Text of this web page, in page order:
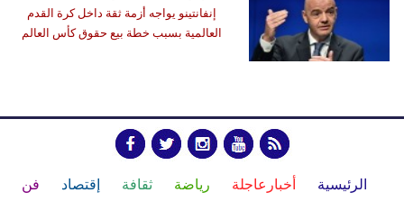
إنفانتينو يواجه أزمة ثقة داخل كرة القدم
العالمية بسبب خطة بيع حقوق كأس العالم
الرئيسية أخبارعاجلة رياضة ثقافة إقتصاد فن